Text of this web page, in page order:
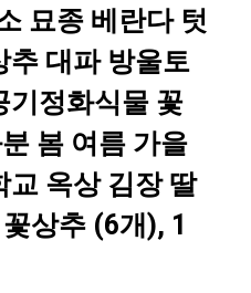
묘종 베란다 텃
추 대파 방울토
기정화식물 꽃
봄 여름 가을
옥상 김장 딸
상추 (6개), 1